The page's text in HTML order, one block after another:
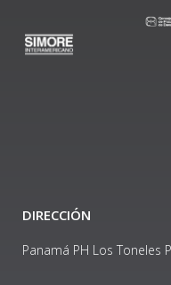
DIRECCIÓN
Panamá PH Los Toneles